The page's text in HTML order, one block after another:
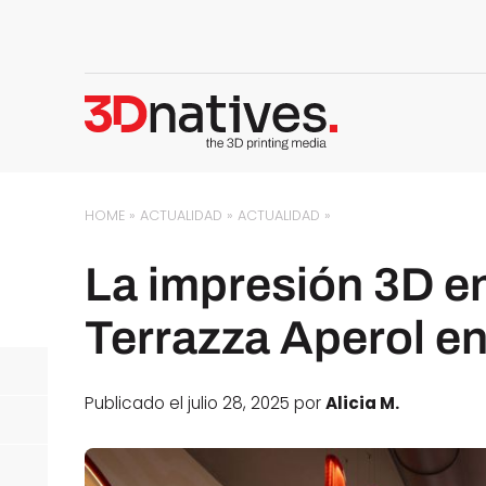
HOME »ACTUALIDAD »ACTUALIDAD »
La impresión 3D
Terrazza Aperol
Publicado el julio 28, 2025 porAlicia M.